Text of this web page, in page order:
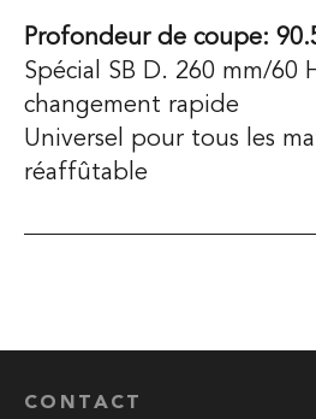
Profondeur de coupe:
Spécial SB D. 260 mm/60
changement rapide
Universel pour tous les
réaffûtable
CONTACT